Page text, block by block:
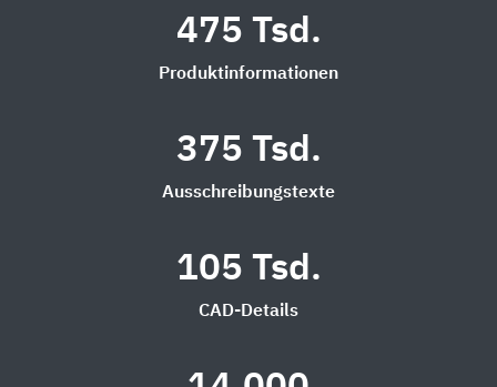
475 Tsd.
Produktinformationen
375 Tsd.
Ausschreibungstexte
105 Tsd.
CAD-Details